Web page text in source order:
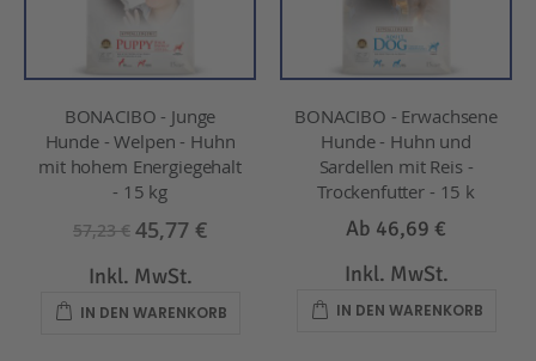
BONACIBO - Junge
Hunde - Welpen - Huhn
mit hohem Energiegehalt
- 15 kg
57,23 € 45,77 €
Inkl. MwSt.
IN DEN WARENKORB
BONACIBO - Erwachsene
Hunde - Huhn und
Sardellen mit Reis -
Trockenfutter - 15 k
Ab 46,69 €
Inkl. MwSt.
IN DEN WARENKORB